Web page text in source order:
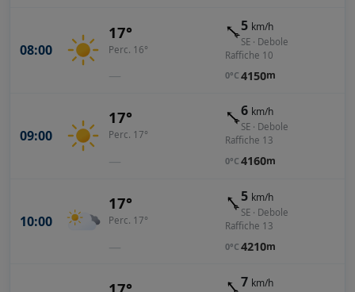
08:00
17°
Perc. 16°
—
5 km/h
SE · Debole
Raffiche 10
0°C 4150m
09:00
17°
Perc. 17°
—
6 km/h
SE · Debole
Raffiche 13
0°C 4160m
10:00
17°
Perc. 17°
—
5 km/h
SE · Debole
Raffiche 13
0°C 4210m
7 km/h